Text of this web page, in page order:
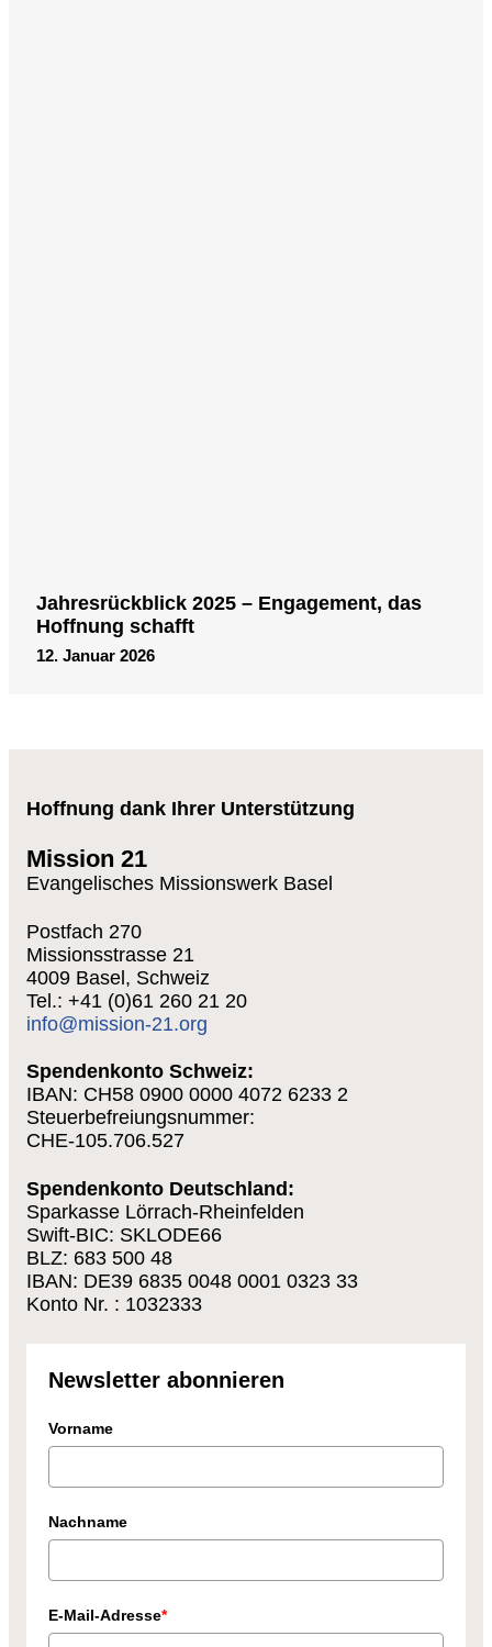
Jahresrückblick 2025 – Engagement, das
Hoffnung schafft
12. Januar 2026
Hoffnung dank Ihrer Unterstützung
Mission 21
Evangelisches Missionswerk Basel
Postfach 270
Missionsstrasse 21
4009 Basel, Schweiz
Tel.: +41 (0)61 260 21 20
info@mission-21.org
Spendenkonto Schweiz:
IBAN: CH58 0900 0000 4072 6233 2
Steuerbefreiungsnummer:
CHE-105.706.527
Spendenkonto Deutschland:
Sparkasse Lörrach-Rheinfelden
Swift-BIC: SKLODE66
BLZ: 683 500 48
IBAN: DE39 6835 0048 0001 0323 33
Konto Nr. : 1032333
Newsletter abonnieren
Vorname
Nachname
E-Mail-Adresse*